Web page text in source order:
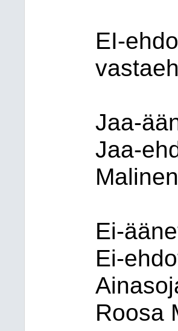
EI-
Jaa-
Jaa-
Malinen
Ei-
Ei-
Roosa